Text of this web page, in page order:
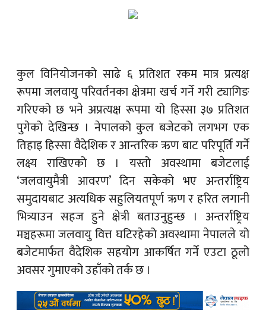
कुल विनियोजनको साढे ६ प्रतिशत रकम मात्र प्रत्यक्ष
रूपमा जलवायु परिवर्तनका क्षेत्रमा खर्च गर्ने गरी ट्यागिङ
गरिएको छ भने अप्रत्यक्ष रूपमा यो हिस्सा ३७ प्रतिशत
पुगेको देखिन्छ । नेपालको कुल बजेटको लगभग एक
तिहाइ हिस्सा वैदेशिक र आन्तरिक ऋण बाट परिपूर्ति गर्ने
लक्ष्य राखिएको छ । यस्तो अवस्थामा बजेटलाई
‘जलवायुमैत्री आवरण’ दिन सकेको भए अन्तर्राष्ट्रिय
समुदायबाट अत्यधिक सहुलियतपूर्ण ऋण र हरित लगानी
भित्र्याउन सहज हुने क्षेत्री बताउनुहुन्छ । अन्तर्राष्ट्रिय
मञ्चहरूमा जलवायु वित्त घटिरहेको अवस्थामा नेपालले यो
बजेटमार्फत वैदेशिक सहयोग आकर्षित गर्ने एउटा ठूलो
अवसर गुमाएको उहाँको तर्क छ ।